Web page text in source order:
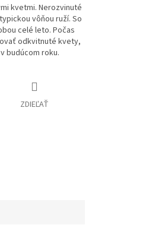
kvetmi. Nerozvinuté
vôňou ruží. So
celé leto. Počas
odkvitnuté kvety,
budúcom roku.
ZDIEĽAŤ